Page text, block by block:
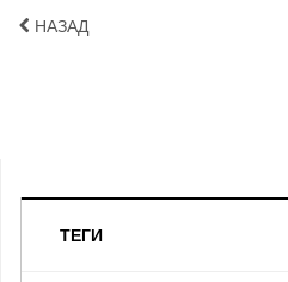
НАЗАД
ТЕГИ